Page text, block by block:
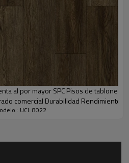
al por mayor SPC Pisos de tablones
comercial Durabilidad Rendimiento
: UCL 8022